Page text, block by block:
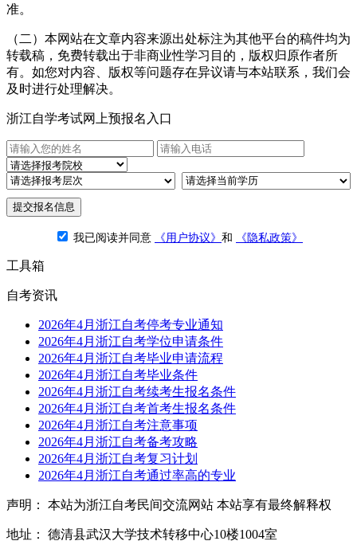
准。
（二）本网站在文章内容来源出处标注为其他平台的稿件均为
转载稿，免费转载出于非商业性学习目的，版权归原作者所
有。如您对内容、版权等问题存在异议请与本站联系，我们会
及时进行处理解决。
浙江自学考试网上预报名入口
提交报名信息
我已阅读并同意 《用户协议》 和 《隐私政策》
工具箱
自考资讯
2026年4月浙江自考停考专业通知
2026年4月浙江自考学位申请条件
2026年4月浙江自考毕业申请流程
2026年4月浙江自考毕业条件
2026年4月浙江自考续考生报名条件
2026年4月浙江自考首考生报名条件
2026年4月浙江自考注意事项
2026年4月浙江自考备考攻略
2026年4月浙江自考复习计划
2026年4月浙江自考通过率高的专业
声明： 本站为浙江自考民间交流网站 本站享有最终解释权
地址： 德清县武汉大学技术转移中心10楼1004室